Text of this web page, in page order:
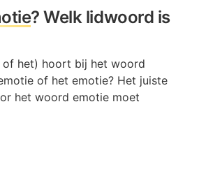
? Welk lidwoord is
het) hoort bij het woord
of het emotie? Het juiste
het woord emotie moet